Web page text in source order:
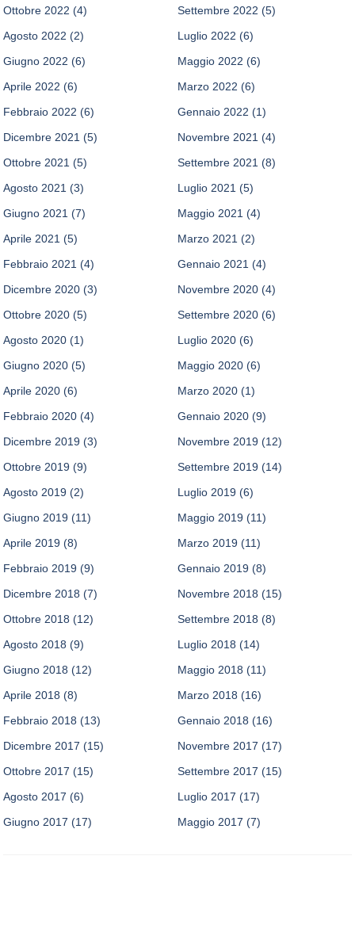
Ottobre 2022 (4) Settembre 2022 (5)
Agosto 2022 (2) Luglio 2022 (6)
Giugno 2022 (6) Maggio 2022 (6)
Aprile 2022 (6) Marzo 2022 (6)
Febbraio 2022 (6) Gennaio 2022 (1)
Dicembre 2021 (5) Novembre 2021 (4)
Ottobre 2021 (5) Settembre 2021 (8)
Agosto 2021 (3) Luglio 2021 (5)
Giugno 2021 (7) Maggio 2021 (4)
Aprile 2021 (5) Marzo 2021 (2)
Febbraio 2021 (4) Gennaio 2021 (4)
Dicembre 2020 (3) Novembre 2020 (4)
Ottobre 2020 (5) Settembre 2020 (6)
Agosto 2020 (1) Luglio 2020 (6)
Giugno 2020 (5) Maggio 2020 (6)
Aprile 2020 (6) Marzo 2020 (1)
Febbraio 2020 (4) Gennaio 2020 (9)
Dicembre 2019 (3) Novembre 2019 (12)
Ottobre 2019 (9) Settembre 2019 (14)
Agosto 2019 (2) Luglio 2019 (6)
Giugno 2019 (11) Maggio 2019 (11)
Aprile 2019 (8) Marzo 2019 (11)
Febbraio 2019 (9) Gennaio 2019 (8)
Dicembre 2018 (7) Novembre 2018 (15)
Ottobre 2018 (12) Settembre 2018 (8)
Agosto 2018 (9) Luglio 2018 (14)
Giugno 2018 (12) Maggio 2018 (11)
Aprile 2018 (8) Marzo 2018 (16)
Febbraio 2018 (13) Gennaio 2018 (16)
Dicembre 2017 (15) Novembre 2017 (17)
Ottobre 2017 (15) Settembre 2017 (15)
Agosto 2017 (6) Luglio 2017 (17)
Giugno 2017 (17) Maggio 2017 (7)